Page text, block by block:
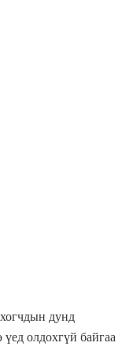
дунд
олдохгүй байгаа